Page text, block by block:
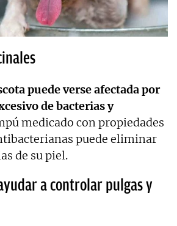
puede verse afectada por
de bacterias y
medicado con propiedades
puede eliminar
de su piel.
a controlar pulgas y